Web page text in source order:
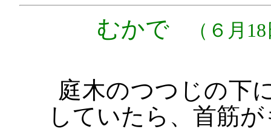
むかで （６月18
庭木のつつじの下
していたら、首筋